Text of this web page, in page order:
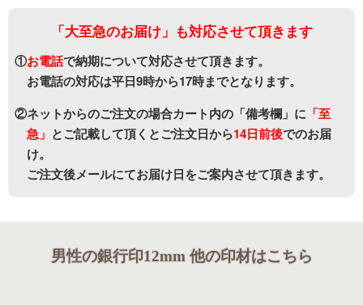
「大至急のお届け」も対応させて頂きます
①お電話で納期について対応させて頂きます。
お電話の対応は平日9時から17時までとなります。
②ネットからのご注文の場合カート内の「備考欄」に 「至
急」 とご記載して頂くとご注文日から14日前後でのお届
け。
ご注文後メールにてお届け日をご案内させて頂きます。
男性の銀行印12mm 他の印材はこちら